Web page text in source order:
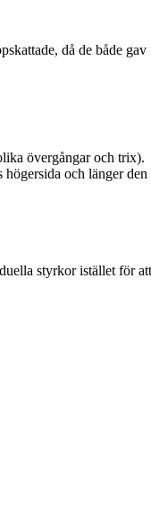
då de både gav
övergångar och trix).
och länger den
styrkor istället för